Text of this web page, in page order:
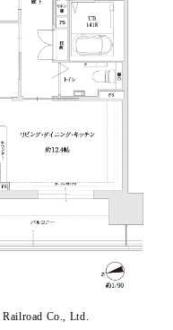
Co., Ltd.